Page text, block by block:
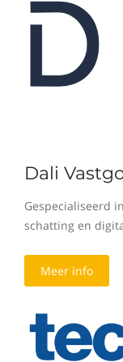
Dali
Gespecialiseerd
schatting en
Meer info